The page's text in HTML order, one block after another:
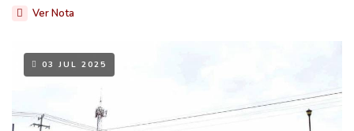
Ver Nota
03 JUL 2025